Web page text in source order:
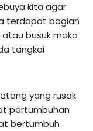
kita agar
terdapat bagian
busuk maka
tangkai
yang rusak
pertumbuhan
bertumbuh